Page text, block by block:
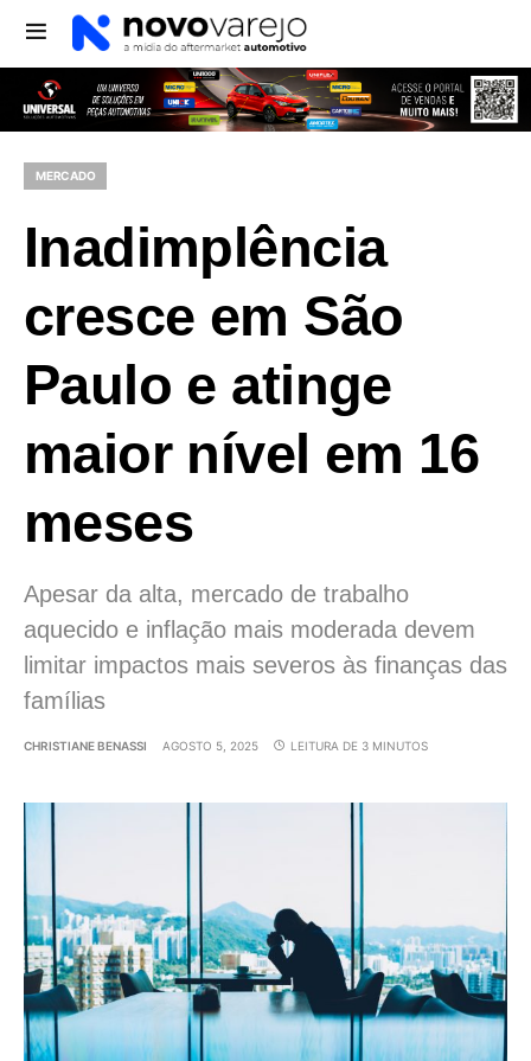
MERCADO
Inadimplência
cresce em São
Paulo e atinge
maior nível em 16
meses
Apesar da alta, mercado de trabalho
aquecido e inflação mais moderada devem
limitar impactos mais severos às finanças das
famílias
CHRISTIANE BENASSI AGOSTO 5, 2025 LEITURA DE 3 MINUTOS